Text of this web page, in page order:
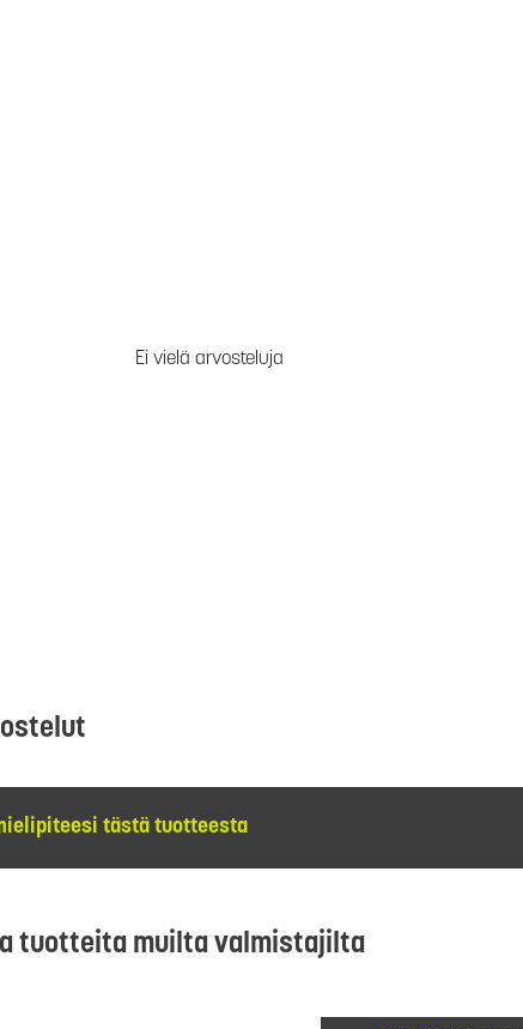
Ei vielä arvosteluja
tästä tuotteesta
tuotteita muilta valmistajilta